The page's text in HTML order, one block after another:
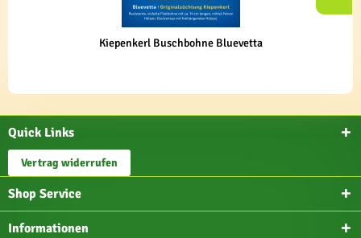
Kiepenkerl Buschbohne Bluevetta
Quick Links
Vertrag widerrufen
Shop Service
Informationen